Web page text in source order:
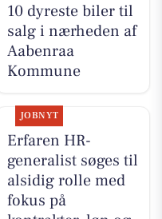
10 dyreste biler til
salg i nærheden af
Aabenraa
Kommune
JOBNYT
Erfaren HR-
generalist søges til
alsidig rolle med
fokus på